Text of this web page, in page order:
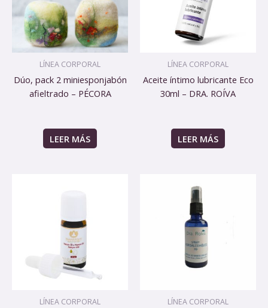
LÍNEA CORPORAL
Dúo, pack 2 miniesponjabón
afieltrado – PÉCORA
LEER MÁS
LÍNEA CORPORAL
Aceite íntimo lubricante Eco
30ml – DRA. ROÍVA
LEER MÁS
LÍNEA CORPORAL LÍNEA CORPORAL